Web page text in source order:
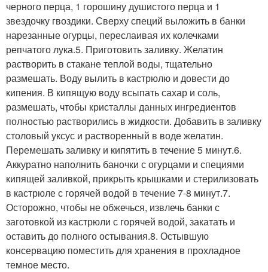
черного перца, 1 горошину душистого перца и 1
звездочку гвоздики. Сверху специй выложить в банки
нарезанные огурцы, переслаивая их колечками
репчатого лука.5. Приготовить заливку. Желатин
растворить в стакане теплой воды, тщательно
размешать. Воду вылить в кастрюлю и довести до
кипения. В кипящую воду всыпать сахар и соль,
размешать, чтобы кристаллы данных ингредиентов
полностью растворились в жидкости. Добавить в заливку
столовый уксус и растворенный в воде желатин.
Перемешать заливку и кипятить в течение 5 минут.6.
Аккуратно наполнить баночки с огурцами и специями
кипящей заливкой, прикрыть крышками и стерилизовать
в кастрюле с горячей водой в течение 7-8 минут.7.
Осторожно, чтобы не обжечься, извлечь банки с
заготовкой из кастрюли с горячей водой, закатать и
оставить до полного остывания.8. Остывшую
консервацию поместить для хранения в прохладное
темное место.